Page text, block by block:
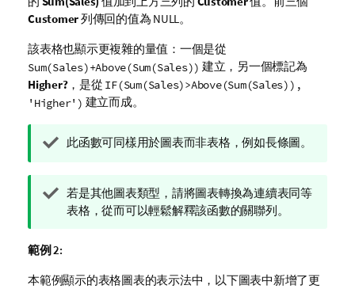
Customer列傳回的值為 NULL。
該表格也顯示更複雜的量值：一個是從
Sum(Sales)+Above(Sum(Sales)) 建立，另一個標記為
Higher?，是從 IF(Sum(Sales)>Above(Sum(Sales)),
'Higher') 建立而成。
提
註
此函數可同樣用於圖表而非表格，例如長條圖。
提
示
若是其他圖表類型，請將圖表轉換為連續表同等
表格，從而可以輕鬆解釋該函數的關聯列。
範例 2:
本範例顯示的表格圖表的表示法中，以下圖表中新增了更